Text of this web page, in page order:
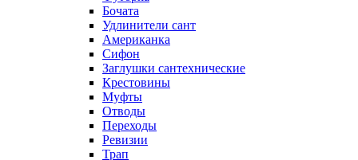
Бочата
Удлинители сант
Американка
Сифон
Заглушки сантехнические
Крестовины
Муфты
Отводы
Переходы
Ревизии
Трап